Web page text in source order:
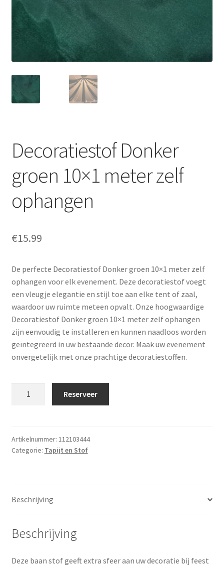
Offerte aanvraag
Decoratiestof Donker
groen 10×1 meter zelf
ophangen
€15.99
De perfecte Decoratiestof Donker groen 10×1 meter zelf
ophangen voor elk evenement. Deze decoratiestof voegt
een vleugje elegantie en stijl toe aan elke tent of zaal,
waardoor uw ruimte meteen opvalt. Onze hoogwaardige
Decoratiestof Donker groen 10×1 meter zelf ophangen
zijn eenvoudig te installeren en kunnen naadloos worden
geïntegreerd in uw bestaande decor. Maak uw evenement
onvergetelijk met onze prachtige decoratiestoffen.
meter
zelf
Reserveer
Artikelnummer: 112103444
Categorie: Tapijt en Stof
Beschrijving
Beschrijving
Deze baan stof geeft extra sfeer aan uw decoratie bij feest